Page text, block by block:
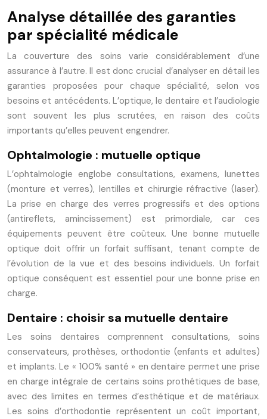
Analyse détaillée des garanties
par spécialité médicale
La couverture des soins varie considérablement d’une
assurance à l’autre. Il est donc crucial d’analyser en détail les
garanties proposées pour chaque spécialité, selon vos
besoins et antécédents. L’optique, le dentaire et l’audiologie
sont souvent les plus scrutées, en raison des coûts
importants qu’elles peuvent engendrer.
Ophtalmologie : mutuelle optique
L’ophtalmologie englobe consultations, examens, lunettes
(monture et verres), lentilles et chirurgie réfractive (laser).
La prise en charge des verres progressifs et des options
(antireflets, amincissement) est primordiale, car ces
équipements peuvent être coûteux. Une bonne mutuelle
optique doit offrir un forfait suffisant, tenant compte de
l’évolution de la vue et des besoins individuels. Un forfait
optique conséquent est essentiel pour une bonne prise en
charge.
Dentaire : choisir sa mutuelle dentaire
Les soins dentaires comprennent consultations, soins
conservateurs, prothèses, orthodontie (enfants et adultes)
et implants. Le « 100% santé » en dentaire permet une prise
en charge intégrale de certains soins prothétiques de base,
avec des limites en termes d’esthétique et de matériaux.
Les soins d’orthodontie représentent un coût important,